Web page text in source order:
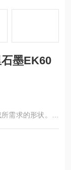
墨EK60
需求的形状。磨
快。机床工作时